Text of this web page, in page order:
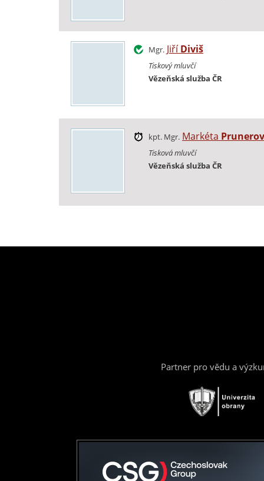
Mgr. JiříDiviš
Tiskový mluvčí
Vězeňská služba ČR
kpt. Mgr. Markéta
Tisková mluvčí
Vězeňská služba ČR
Partner pro vědu a